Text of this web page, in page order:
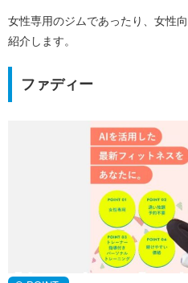
女性専用のジムであったり、女性
紹介します。
ファディー